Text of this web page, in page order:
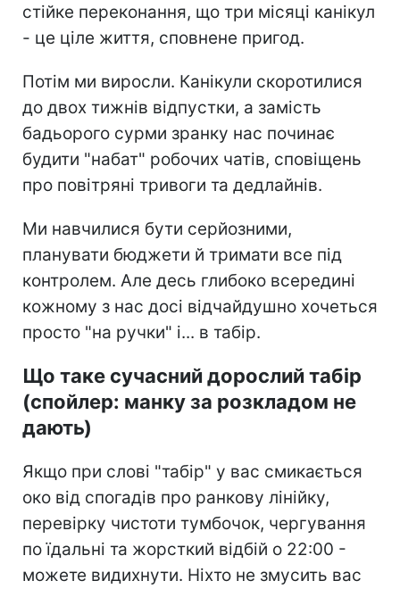
стійке переконання, що три місяці канікул
- це ціле життя, сповнене пригод.
Потім ми виросли. Канікули скоротилися
до двох тижнів відпустки, а замість
бадьорого сурми зранку нас починає
будити "набат" робочих чатів, сповіщень
про повітряні тривоги та дедлайнів.
Ми навчилися бути серйозними,
планувати бюджети й тримати все під
контролем. Але десь глибоко всередині
кожному з нас досі відчайдушно хочеться
просто "на ручки" і... в табір.
Що таке сучасний дорослий табір
(спойлер: манку за розкладом не
дають)
Якщо при слові "табір" у вас смикається
око від спогадів про ранкову лінійку,
перевірку чистоти тумбочок, чергування
по їдальні та жорсткий відбій о 22:00 -
можете видихнути. Ніхто не змусить вас